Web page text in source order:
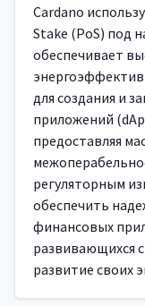
Cardano
Stake (PoS) под
обеспечивает
для создания и
приложений
предоставляя
регуляторным
обеспечить
финансовых
развивающихся
развитие своих